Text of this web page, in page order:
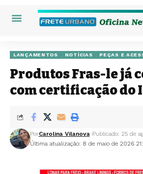
LANÇAMENTOS NOTÍCIAS PEÇAS E
Produtos Fras-le já
com certificação do
Última atualização: 8 de maio de 2026
PorCarolina Vilanova Publicado: 25 de